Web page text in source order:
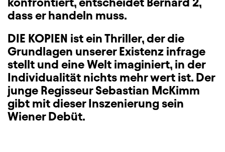
dass er handeln muss.
DIE KOPIEN ist ein Thriller, der die
Grundlagen unserer Existenz infrage
stellt und eine Welt imaginiert, in der
Individualität nichts mehr wert ist. Der
junge Regisseur Sebastian McKimm
gibt mit dieser Inszenierung sein
Wiener Debüt.